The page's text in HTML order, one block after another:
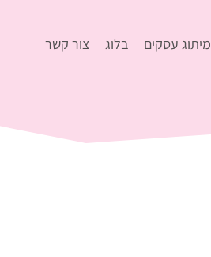
מיתוג עסקים בלוג צור קשר